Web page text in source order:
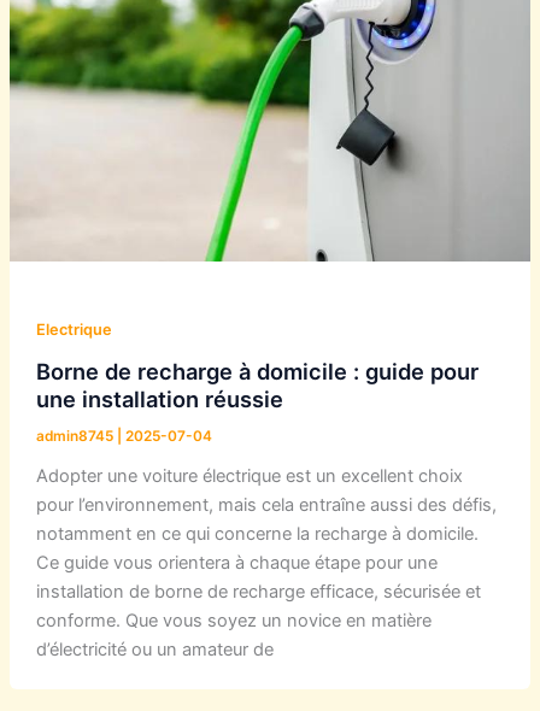
Electrique
Borne de recharge à domicile : guide pour
une installation réussie
admin8745 2025-07-04
Adopter une voiture électrique est un excellent choix
pour l’environnement, mais cela entraîne aussi des défis,
notamment en ce qui concerne la recharge à domicile.
Ce guide vous orientera à chaque étape pour une
installation de borne de recharge efficace, sécurisée et
conforme. Que vous soyez un novice en matière
d’électricité ou un amateur de